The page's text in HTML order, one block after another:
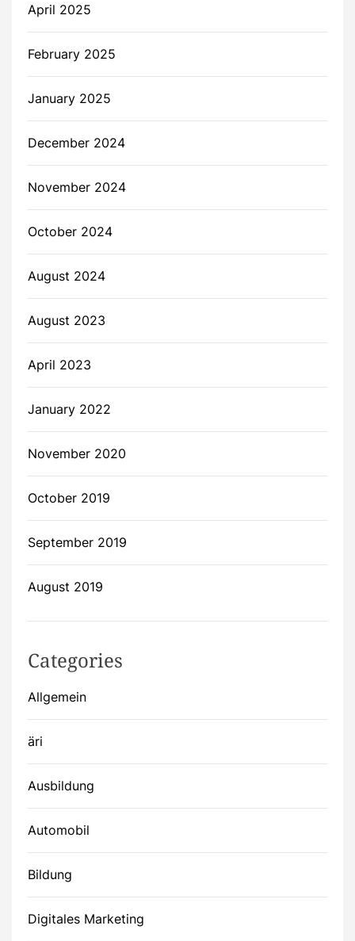
April 2025
February 2025
January 2025
December 2024
November 2024
October 2024
August 2024
August 2023
April 2023
January 2022
November 2020
October 2019
September 2019
August 2019
Categories
Allgemein
äri
Ausbildung
Automobil
Bildung
Digitales Marketing